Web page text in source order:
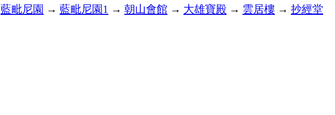
藍毗尼園 → 藍毗尼園1 → 朝山會館 → 大雄寶殿 → 雲居樓 → 抄經堂